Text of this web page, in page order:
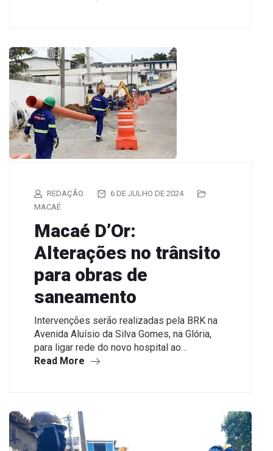
REDAÇÃO
6 DE JULHO DE 2024
MACAÉ
Macaé D’Or:
Alterações no trânsito
para obras de
saneamento
Intervenções serão realizadas pela BRK na
Avenida Aluísio da Silva Gomes, na Glória,
para ligar rede do novo hospital ao…
Read More